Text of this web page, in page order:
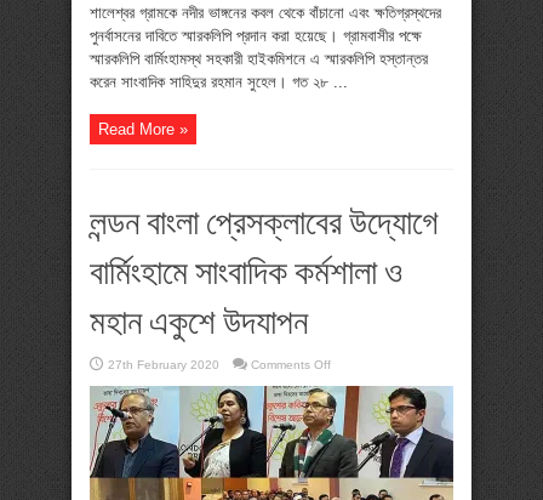
শালেশ্বর গ্রামকে নদীর ভাঙ্গনের কবল থেকে বাঁচানো এবং ক্ষতিগ্রস্থদের
পুনর্বাসনের দাবিতে স্মারকলিপি প্রদান করা হয়েছে। গ্রামবাসীর পক্ষে
স্মারকলিপি বার্মিংহামস্থ সহকারী হাইকমিশনে এ স্মারকলিপি হস্তান্তর
করেন সাংবাদিক সাহিদুর রহমান সুহেল। গত ২৮ ...
Read More »
লন্ডন বাংলা প্রেসক্লাবের উদ্যোগে
বার্মিংহামে সাংবাদিক কর্মশালা ও
মহান একুশে উদযাপন
27th February 2020 Comments Offon
বাংলা
প্রেসক্লাবের
উদ্যোগে
বার্মিংহামে
সাংবাদিক
কর্মশালা
ও